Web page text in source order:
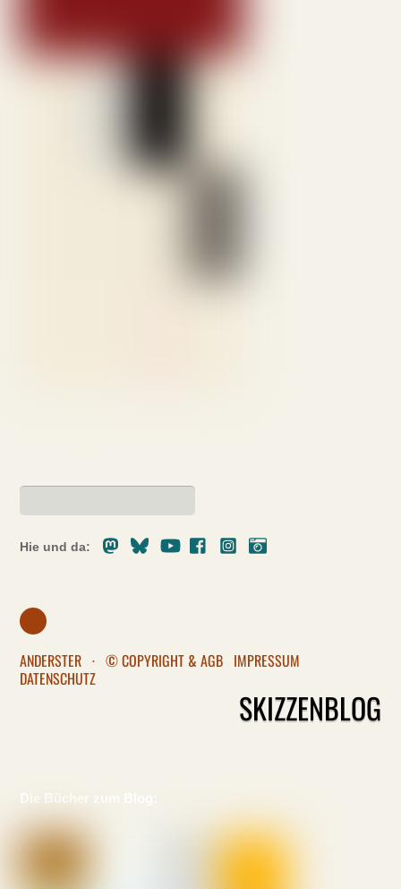
Hie und da:
MastodonBlueskyYoutubeFacebookInstagram
ANDERSTER · © COPYRIGHT & AGB IMPRESSUM
DATENSCHUTZ
SKIZZENBLOG
Die Bücher zum Blog: